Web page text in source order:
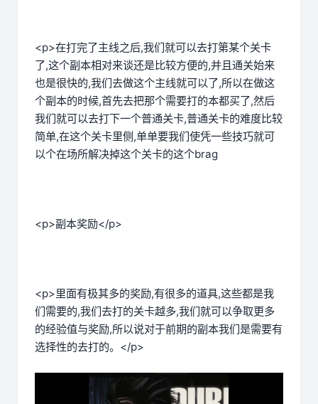
<p>在打完了主线之后,我们就可以去打第某个关卡
了,这个副本相对来谈还是比较方便的,并且通关始来
也是很快的,我们去做这个主线就可以了,所以在做这
个副本的时候,首先去把那个需要打的本都买了,然后
我们就可以去打下一个普通关卡,普通关卡的难度比较
简单,在这个关卡里侧,单单要我们使凭一些技巧就可
以个在场所解决掉这个关卡的这个brag
<p>副本奖励</p>
<p>里面有极其多的奖励,有很多的道具,这些都是我
们需要的,我们去打的关卡越多,我们就可以争取更多
的经验值与奖励,所以说对于前期的副本我们是需要有
选择性的去打的。</p>